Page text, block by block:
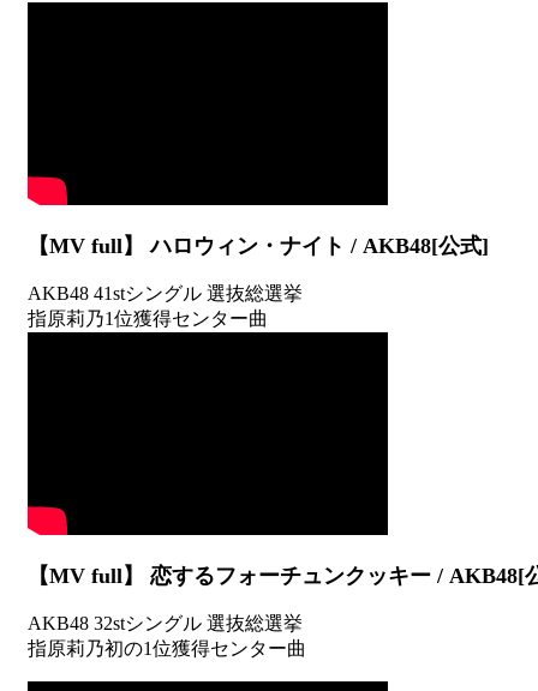
【MV full】 ハロウィン・ナイト / AKB48[公式]
AKB48 41stシングル 選抜総選挙
指原莉乃1位獲得センター曲
【MV full】 恋するフォーチュンクッキー / AKB48[
AKB48 32stシングル 選抜総選挙
指原莉乃初の1位獲得センター曲